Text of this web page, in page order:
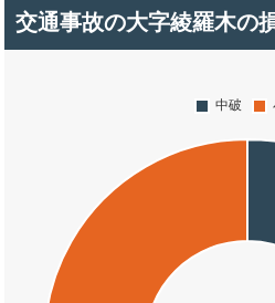
交通事故の大字綾羅木の